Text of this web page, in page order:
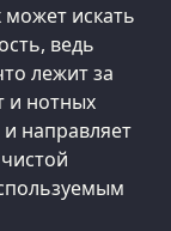
искать
ведь
лежит за
и нотных
направляет